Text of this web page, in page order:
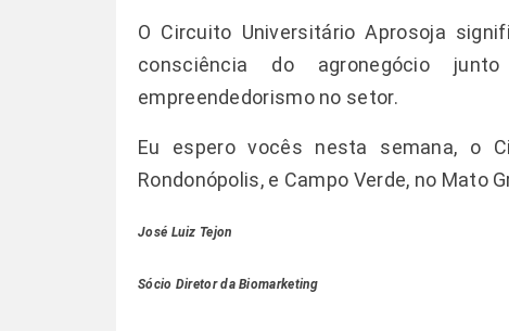
O Circuito Universitário Aprosoja
consciência do agronegócio
empreendedorismo no setor.
Eu espero vocês nesta semana, o
Rondonópolis, e Campo Verde, no Mato
José Luiz Tejon
Sócio Diretor da Biomarketing